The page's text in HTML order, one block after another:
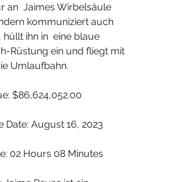
an  Jaimes Wirbelsäule
kommuniziert auch
hüllt ihn in  eine blaue
Rüstung ein und fliegt mit
Umlaufbahn.
$86,624,052.00
Date: August 16, 2023
02 Hours 08 Minutes